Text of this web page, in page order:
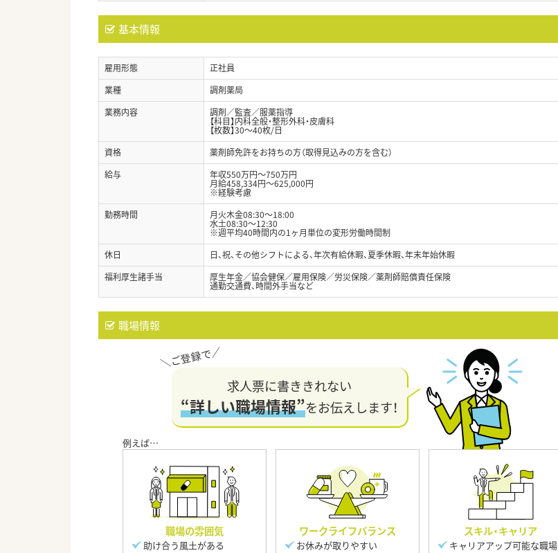
基本情報
雇用形態
正社員
業種
調剤薬局
業務内容
調剤／監査／服薬指導
【科目】内科全般・整形外科・皮膚科
【枚数】30～40枚/日
資格
薬剤師免許をお持ちの方（取得見込みの方を含む）
給与
年収550万円～750万円
月給458,334円～625,000円
※経験考慮
勤務時間
月火木金08:30～18:00
水土08:30～12:30
※週平均40時間内の1ヶ月単位の変形労働時間制
休日
日、祝、その他シフトによる、年次有給休暇、夏季休暇、年末年始休暇
福利厚生諸手当
厚生年金／協会健保／雇用保険／労災保険／薬剤師賠償責任保険
通勤交通費、時間外手当など
職場情報
求人票に書ききれない
“詳しい職場情報”をお伝えします！
職場の雰囲気
助け合う風土がある
ワークライフバランス
お休みが取りやすい
スキル・キャリア
キャリアアップ可能な職場